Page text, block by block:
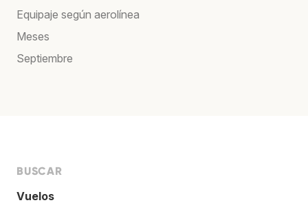
Equipaje según aerolínea
Meses
Septiembre
BUSCAR
Vuelos